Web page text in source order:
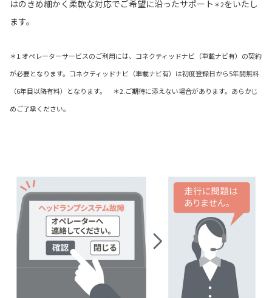
はのきめ細かく柔軟な対応でご希望に沿ったサポート ＊2をいたし
ます。
＊1.オペレーターサービスのご利用には、コネクティッドナビ（車載ナビ有）の契約
が必要となります。コネクティッドナビ（車載ナビ有）は初度登録日から5年間無料
（6年目以降有料）となります。 ＊2.ご期待に添えない場合があります。あらかじ
めご了承ください。